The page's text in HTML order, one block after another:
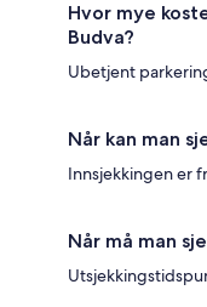
Hvor mye
Budva?
Ubetjent
Når kan man
Innsjekkingen er
Når må man